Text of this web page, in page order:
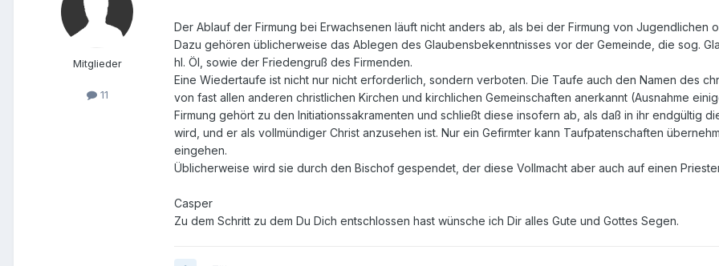
Mitglieder
11
Der Ablauf der Firmung bei Erwachsenen läuft nicht anders ab, als bei der Firmung von Jugendlichen
Dazu gehören üblicherweise das Ablegen des Glaubensbekenntnisses vor der Gemeinde, die sog.
hl. Öl, sowie der Friedengruß des Firmenden.
Eine Wiedertaufe ist nicht nur nicht erforderlich, sondern verboten. Die Taufe auch den Namen des
von fast allen anderen christlichen Kirchen und kirchlichen Gemeinschaften anerkannt (Ausnahme
Firmung gehört zu den Initiationssakramenten und schließt diese insofern ab, als daß in ihr endgültig
wird, und er als vollmündiger Christ anzusehen ist. Nur ein Gefirmter kann Taufpatenschaften
eingehen.
Üblicherweise wird sie durch den Bischof gespendet, der diese Vollmacht aber auch auf einen
Casper
Zu dem Schritt zu dem Du Dich entschlossen hast wünsche ich Dir alles Gute und Gottes Segen.